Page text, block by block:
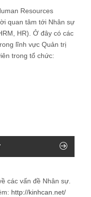
Resources
quan tâm tới Nhân sự
HR). Ở đây có các
lĩnh vực Quản trị
trong tổ chức:
các vấn đề Nhân sự
http://kinhcan.net/